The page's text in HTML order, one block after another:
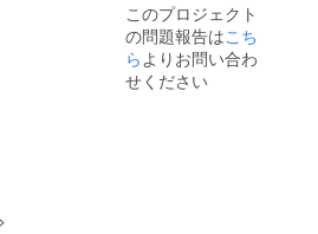
く自分
のお店
をつく
る。独
立して
このプロジェクト
の問題報告はこち
らよりお問い合わ
せください